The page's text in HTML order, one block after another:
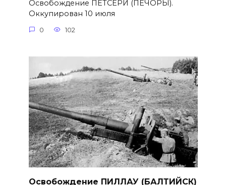
Освобождение ПЕТСЕРИ (ПЕЧОРЫ).
Оккупирован 10 июля
0 102
Освобождение ПИЛЛАУ (БАЛТИЙСК)